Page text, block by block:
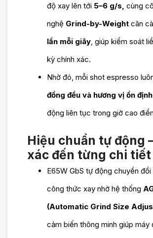
Trung
Newtec:
Sài Gòn – Đà
Ưu đãi
độc quyền:
Hỗ trợ cho
máy khi
có sẵn và
Newtec
các gói
độ xay lên tới 5–6 g/s, cùng
nghệ Grind-by-Weight cân
lần mỗi giây, giúp kiểm soát
kỳ chính xác.
Nhờ đó, mỗi shot espresso
đồng đều và hương vị ổn định
động liên tục trong giờ cao
Hiệu chuẩn tự động
xác đến từng chi tiết
E65W GbS tự động chuyển
công thức xay nhờ hệ thống
(Automatic Grind Size
cảm biến thông minh giúp máy